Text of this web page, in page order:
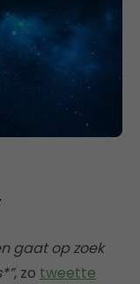
gaat op zoek
, zo tweette